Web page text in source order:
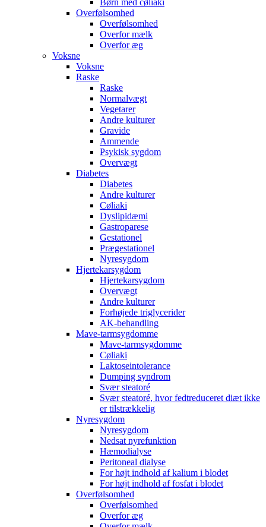
Børn med cøliaki
Overfølsomhed
Overfølsomhed
Overfor mælk
Overfor æg
Voksne
Voksne
Raske
Raske
Normalvægt
Vegetarer
Andre kulturer
Gravide
Ammende
Psykisk sygdom
Overvægt
Diabetes
Diabetes
Andre kulturer
Cøliaki
Dyslipidæmi
Gastroparese
Gestationel
Prægestationel
Nyresygdom
Hjertekarsygdom
Hjertekarsygdom
Overvægt
Andre kulturer
Forhøjede triglycerider
AK-behandling
Mave-tarmsygdomme
Mave-tarmsygdomme
Cøliaki
Laktoseintolerance
Dumping syndrom
Svær steatoré
Svær steatoré, hvor fedtreduceret diæt ikke
er tilstrækkelig
Nyresygdom
Nyresygdom
Nedsat nyrefunktion
Hæmodialyse
Peritoneal dialyse
For højt indhold af kalium i blodet
For højt indhold af fosfat i blodet
Overfølsomhed
Overfølsomhed
Overfor æg